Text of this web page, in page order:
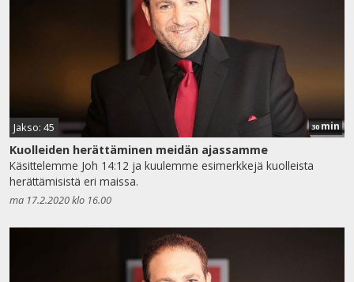
Jakso: 45 30min
Kuolleiden herättäminen meidän ajassamme
Käsittelemme Joh 14:12 ja kuulemme esimerkkejä kuolleista
herättämisistä eri maissa.
ma 17.2.2020 klo 16.00